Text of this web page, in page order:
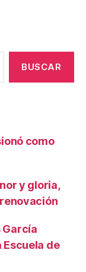
como
y gloria,
García
Escuela de